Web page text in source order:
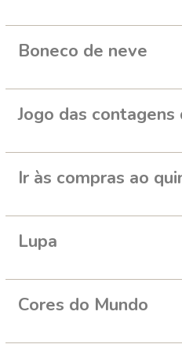
Boneco de neve
Jogo das
Ir às compras ao
Lupa
Cores do Mundo